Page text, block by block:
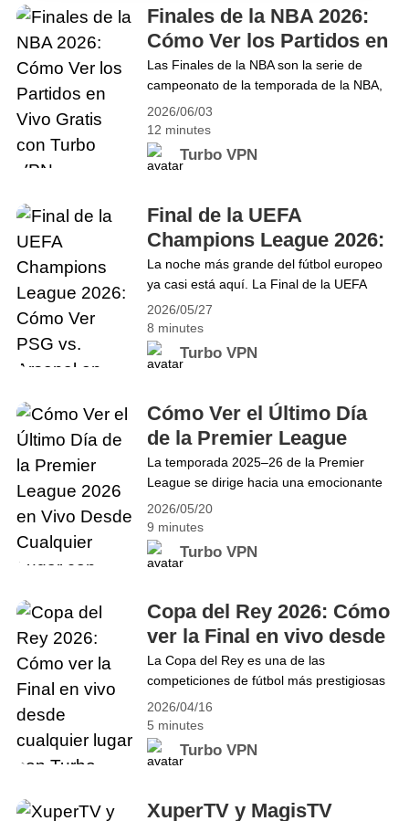
conversaciones entre creadores y los&hellip;
Continue reading La Mejor VPN para Dreamina
Seedance 2.0 en 2026
2026/06/03
12 minutes
Turbo VPN
Finales de la NBA 2026:
Cómo Ver los Partidos en
Vivo Gratis con Turbo
VPN
Las Finales de la NBA son la serie de
campeonato de la temporada de la NBA,
donde los dos campeones de conferencia
compiten en una serie al mejor de siete
partidos para determinar al ganador de la
liga. En 2026, las Finales se transmitirán
con licencia y plataformas&hellip;
Continue reading Finales de la NBA 2026:
Cómo Ver los Partidos en Vivo Gratis con
Turbo VPN
2026/05/27
8 minutes
Turbo VPN
Final de la UEFA
Champions League 2026:
Cómo Ver PSG vs.
Arsenal en Vivo desde
Cualquier Lugar con
Turbo VPN
La noche más grande del fútbol europeo
ya casi está aquí. La Final de la UEFA
Champions League 2026 enfrentará al
Paris Saint-Germain y al Arsenal en una
batalla histórica por el trofeo de clubes
más prestigioso de Europa. Los
preparando para un enfrentamiento
inolvidable lleno de drama,&hellip;
Continue reading Final de la UEFA
Champions League 2026: Cómo Ver PSG
vs. Arsenal en Vivo desde Cualquier
Lugar con Turbo VPN
2026/05/20
9 minutes
Turbo VPN
Cómo Ver el Último Día
de la Premier League
2026 en Vivo Desde
Cualquier Lugar con
Turbo VPN
La temporada 2025–26 de la Premier
League se dirige hacia una emocionante
conclusión. El domingo 24 de mayo de
2026, a las 16:00 BST, los 10 partidos de
la Premier League comenzarán
simultáneamente para el Último Día de la
clasificación europea, las batallas por el
descenso y las posiciones finales&hellip;
Continue reading Cómo Ver el Último Día
de la Premier League 2026 en Vivo
Desde Cualquier Lugar con Turbo VPN
2026/04/16
5 minutes
Turbo VPN
Copa del Rey 2026: Cómo
ver la Final en vivo desde
cualquier lugar con Turbo
VPN
La Copa del Rey es una de las
competiciones de fútbol más prestigiosas
y antiguas de España, conocida por su
emocionante formato de eliminación
directa, donde los equipos modestos a
menudo sorprenden a gigantes como el
nos acercamos al desenlace de la
XuperTV y MagisTV